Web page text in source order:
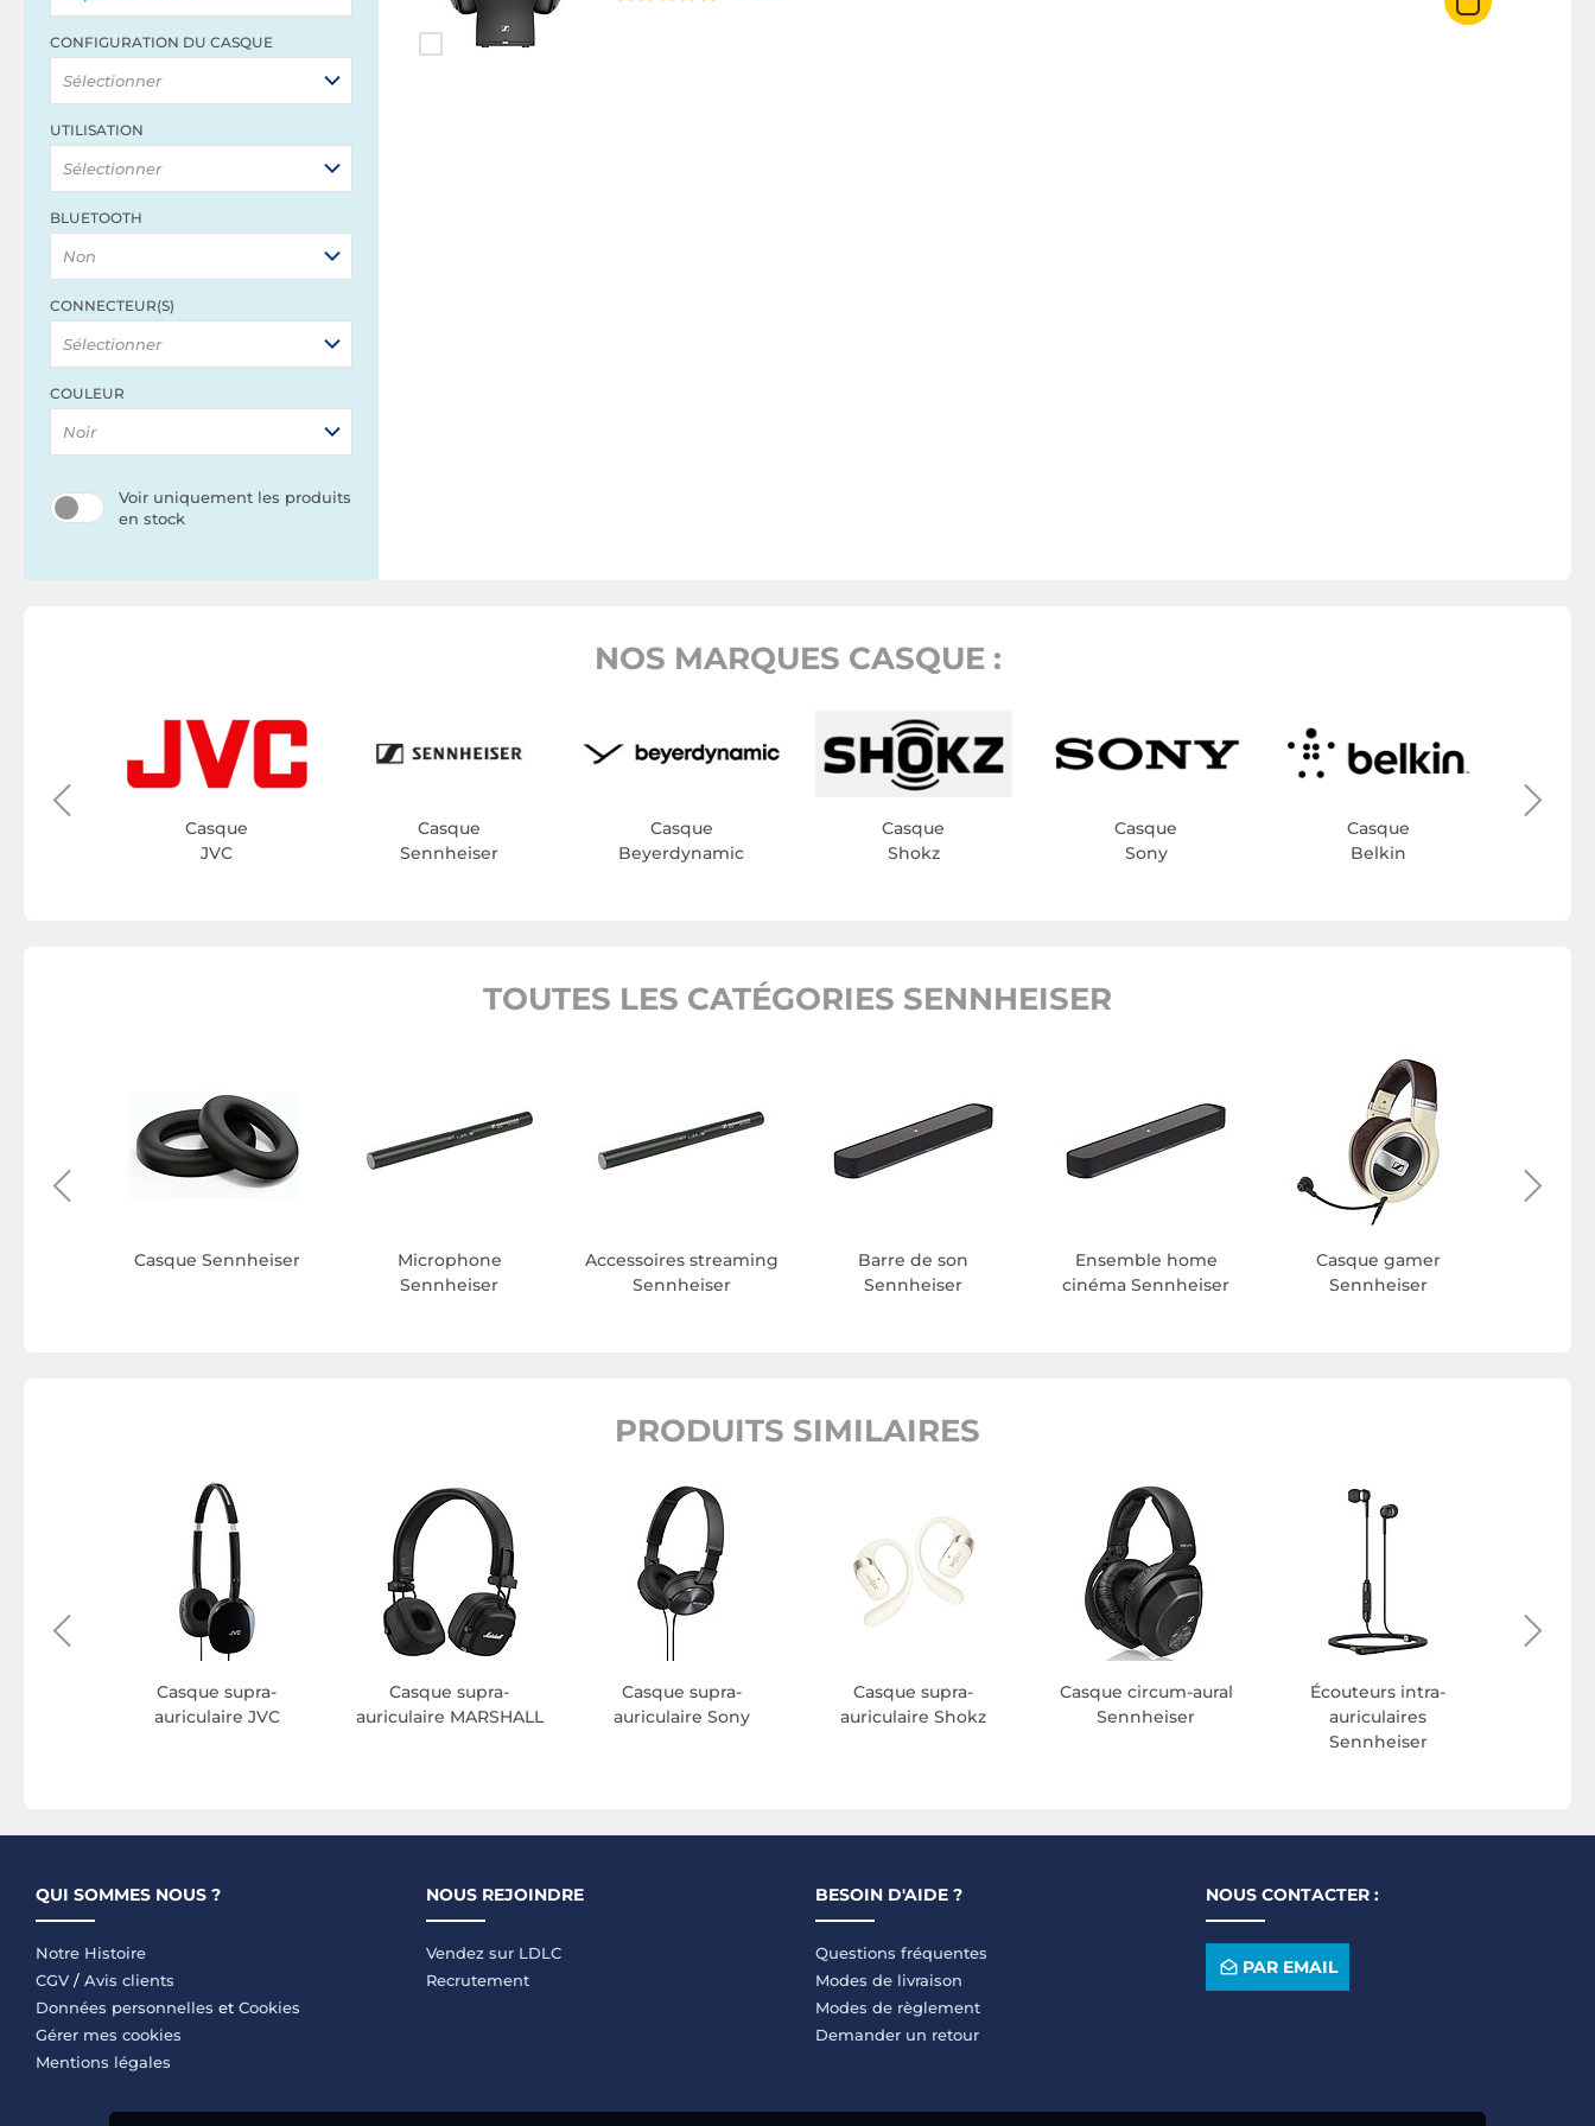
CONFIGURATION DU CASQUE
Sélectionner
UTILISATION
Sélectionner
BLUETOOTH
Non
CONNECTEUR(S)
Sélectionner
COULEUR
Noir
Voir uniquement les produits
en stock
NOS MARQUES CASQUE :
Casque
JVC
Casque
Sennheiser
Casque
Beyerdynamic
Casque
Shokz
Casque
Sony
Casque
Belkin
TOUTES LES CATÉGORIES SENNHEISER
Casque Sennheiser
Microphone
Sennheiser
Accessoires streaming
Sennheiser
Barre de son
Sennheiser
Ensemble home
cinéma Sennheiser
Casque gamer
Sennheiser
PRODUITS SIMILAIRES
Casque supra-
auriculaire JVC
Casque supra-
auriculaire MARSHALL
Casque supra-
auriculaire Sony
Casque supra-
auriculaire Shokz
Casque circum-aural
Sennheiser
Écouteurs intra-
auriculaires
Sennheiser
QUI SOMMES NOUS ?
Notre Histoire
CGV / Avis clients
Données personnelles et Cookies
Gérer mes cookies
Mentions légales
NOUS REJOINDRE
Vendez sur LDLC
Recrutement
BESOIN D'AIDE ?
Questions fréquentes
Modes de livraison
Modes de règlement
Demander un retour
NOUS CONTACTER :
PAR EMAIL